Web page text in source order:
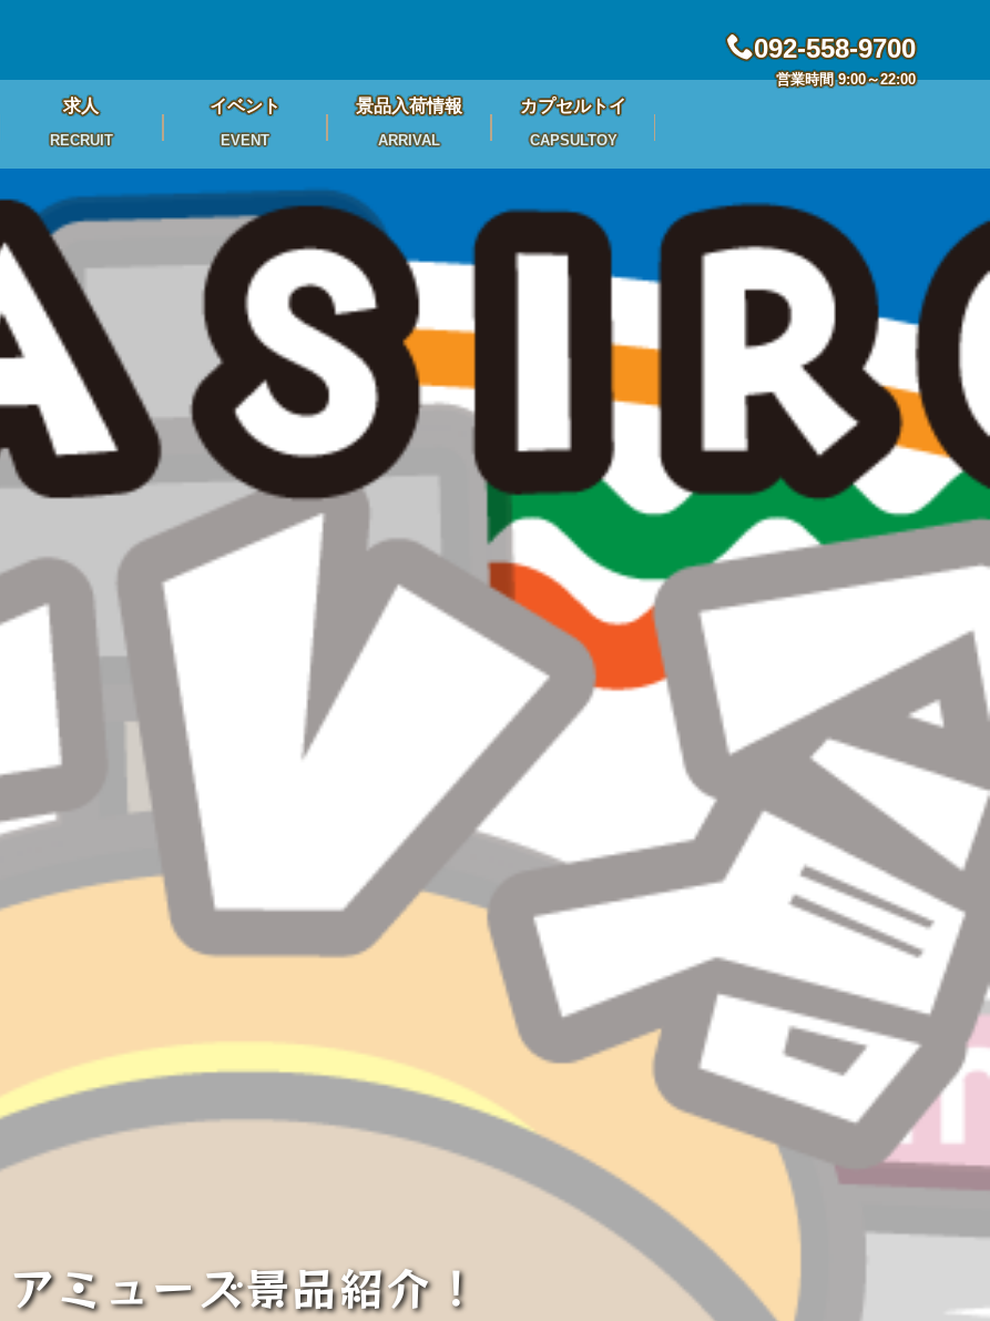
092-558-9700
営業時間 9:00～22:00
求人
RECRUIT
イベント
EVENT
景品入荷情報
ARRIVAL
カプセルトイ
CAPSULTOY
アミューズ景品紹介！